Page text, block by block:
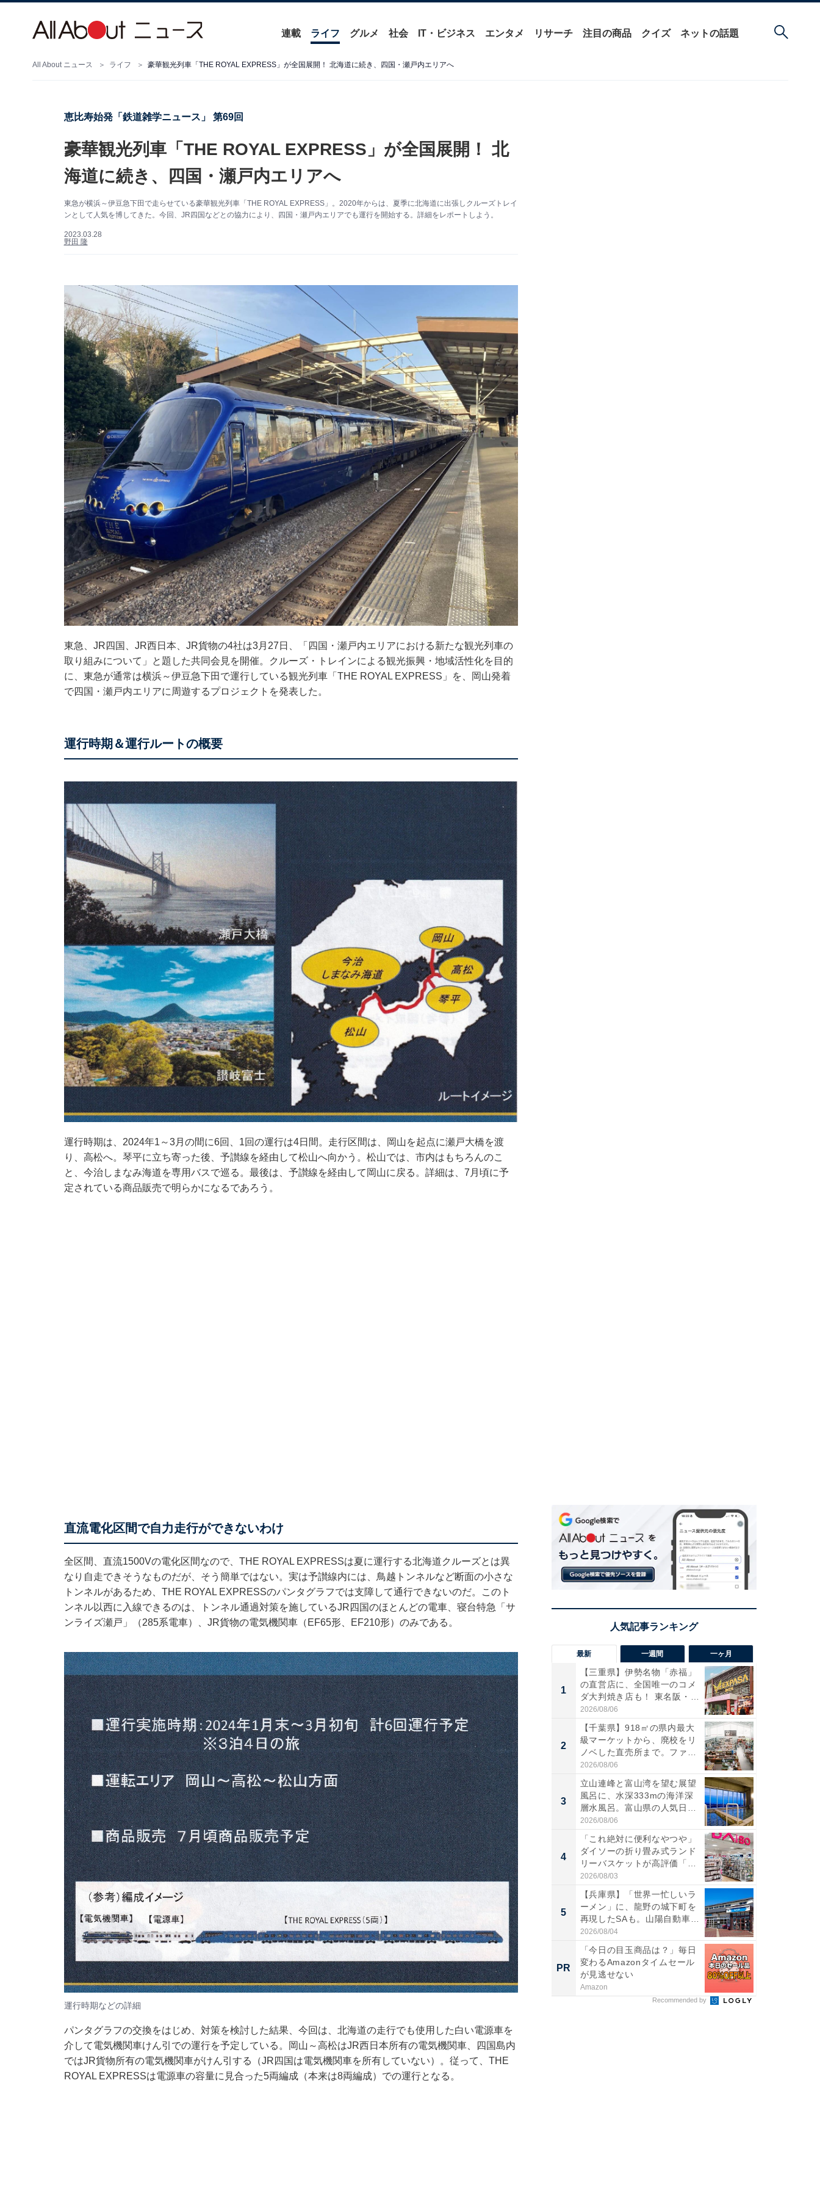
連載 ライフ グルメ 社会 IT・ビジネス エンタメ リサーチ 注目の商品 クイズ ネットの話題
All About ニュース ライフ 豪華観光列車「THE ROYAL EXPRESS」が全国展開！ 北海道に続き、四国・瀬戸内エリアへ
恵比寿始発「鉄道雑学ニュース」 第69回
豪華観光列車「THE ROYAL EXPRESS」が全国展開！ 北
海道に続き、四国・瀬戸内エリアへ
東急が横浜～伊豆急下田で走らせている豪華観光列車「THE ROYAL EXPRESS」。2020年からは、夏季に北海道に出張しクルーズトレイ
ンとして人気を博してきた。今回、JR四国などとの協力により、四国・瀬戸内エリアでも運行を開始する。詳細をレポートしよう。
2023.03.28
野田 隆
東急、JR四国、JR西日本、JR貨物の4社は3月27日、「四国・瀬戸内エリアにおける新たな観光列車の
取り組みについて」と題した共同会見を開催。クルーズ・トレインによる観光振興・地域活性化を目的
に、東急が通常は横浜～伊豆急下田で運行している観光列車「THE ROYAL EXPRESS」を、岡山発着
で四国・瀬戸内エリアに周遊するプロジェクトを発表した。
運行時期＆運行ルートの概要
運行時期は、2024年1～3月の間に6回、1回の運行は4日間。走行区間は、岡山を起点に瀬戸大橋を渡
り、高松へ。琴平に立ち寄った後、予讃線を経由して松山へ向かう。松山では、市内はもちろんのこ
と、今治しまなみ海道を専用バスで巡る。最後は、予讃線を経由して岡山に戻る。詳細は、7月頃に予
定されている商品販売で明らかになるであろう。
直流電化区間で自力走行ができないわけ
全区間、直流1500Vの電化区間なので、THE ROYAL EXPRESSは夏に運行する北海道クルーズとは異
なり自走できそうなものだが、そう簡単ではない。実は予讃線内には、鳥越トンネルなど断面の小さな
トンネルがあるため、THE ROYAL EXPRESSのパンタグラフでは支障して通行できないのだ。このト
ンネル以西に入線できるのは、トンネル通過対策を施しているJR四国のほとんどの電車、寝台特急「サ
ンライズ瀬戸」（285系電車）、JR貨物の電気機関車（EF65形、EF210形）のみである。
運行時期などの詳細
パンタグラフの交換をはじめ、対策を検討した結果、今回は、北海道の走行でも使用した白い電源車を
介して電気機関車けん引での運行を予定している。岡山～高松はJR西日本所有の電気機関車、四国島内
ではJR貨物所有の電気機関車がけん引する（JR四国は電気機関車を所有していない）。従って、THE
ROYAL EXPRESSは電源車の容量に見合った5両編成（本来は8両編成）での運行となる。
最新 一週間 一ヶ月
1
【三重県】伊勢名物「赤福」
の直営店に、全国唯一のコメ
ダ大判焼き店も！ 東名阪・
伊...
2026/08/06
2
【千葉県】918㎡の県内最大
級マーケットから、廃校をリ
ノベした直売所まで。ファ
ー...
2026/08/06
3
立山連峰と富山湾を望む展望
風呂に、水深333mの海洋深
層水風呂。富山県の人気日
帰...
2026/08/06
4
「これ絶対に便利なやつや」
ダイソーの折り畳み式ランド
リーバスケットが高評価「使
わ...
2026/08/03
5
【兵庫県】「世界一忙しいラ
ーメン」に、龍野の城下町を
再現したSAも。山陽自動車
道...
2026/08/04
PR
「今日の目玉商品は？」毎日
変わるAmazonタイムセール
が見逃せない
Amazon
Recommended by